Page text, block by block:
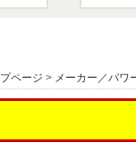
ページ > メーカー／パワ